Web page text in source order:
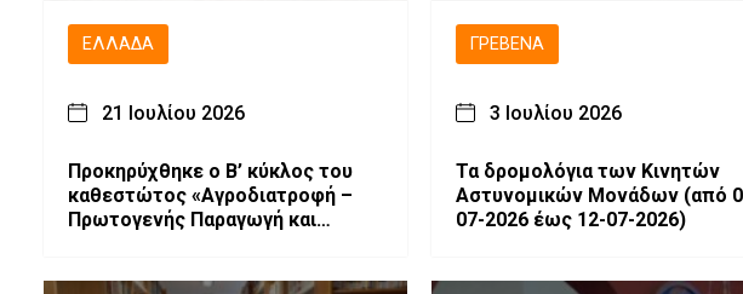
ΕΛΛΆΔΑ
21 Ιουλίου 2026
Προκηρύχθηκε ο Β’ κύκλος του
καθεστώτος «Αγροδιατροφή –
Πρωτογενής Παραγωγή και
ΓΡΕΒΕΝΆ
3 Ιουλίου 2026
Τα δρομολόγια των Κινητών
Αστυνομικών Μονάδων (από 06-
07-2026 έως 12-07-2026)